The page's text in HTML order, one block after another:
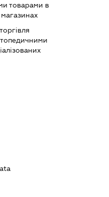
товарами в
магазинах